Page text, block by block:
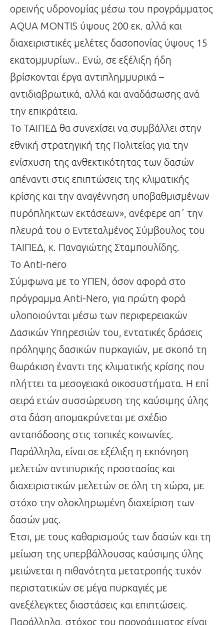
ορεινής υδρονομίας μέσω του προγράμματος
AQUA MONTIS ύψους 200 εκ. αλλά και
διαχειριστικές μελέτες δασοπονίας ύψους 15
εκατομμυρίων.. Ενώ, σε εξέλιξη ήδη
βρίσκονται έργα αντιπλημμυρικά –
αντιδιαβρωτικά, αλλά και αναδάσωσης ανά
την επικράτεια.
Το ΤΑΙΠΕΔ θα συνεχίσει να συμβάλλει στην
εθνική στρατηγική της Πολιτείας για την
ενίσχυση της ανθεκτικότητας των δασών
απέναντι στις επιπτώσεις της κλιματικής
κρίσης και την αναγέννηση υποβαθμισμένων
πυρόπληκτων εκτάσεων», ανέφερε απ΄ την
πλευρά του ο Εντεταλμένος Σύμβουλος του
ΤΑΙΠΕΔ, κ. Παναγιώτης Σταμπουλίδης.
Το Anti-nero
Σύμφωνα με το ΥΠΕΝ, όσον αφορά στο
πρόγραμμα Anti-Nero, για πρώτη φορά
υλοποιούνται μέσω των περιφερειακών
Δασικών Υπηρεσιών του, εντατικές δράσεις
πρόληψης δασικών πυρκαγιών, με σκοπό τη
θωράκιση έναντι της κλιματικής κρίσης που
πλήττει τα μεσογειακά οικοσυστήματα. Η επί
σειρά ετών συσσώρευση της καύσιμης ύλης
στα δάση απομακρύνεται με σχέδιο
ανταπόδοσης στις τοπικές κοινωνίες.
Παράλληλα, είναι σε εξέλιξη η εκπόνηση
μελετών αντιπυρικής προστασίας και
διαχειριστικών μελετών σε όλη τη χώρα, με
στόχο την ολοκληρωμένη διαχείριση των
δασών μας.
Έτσι, με τους καθαρισμούς των δασών και τη
μείωση της υπερβάλλουσας καύσιμης ύλης
μειώνεται η πιθανότητα μετατροπής τυχόν
περιστατικών σε μέγα πυρκαγιές με
ανεξέλεγκτες διαστάσεις και επιπτώσεις.
Παράλληλα, στόχος του προγράμματος είναι